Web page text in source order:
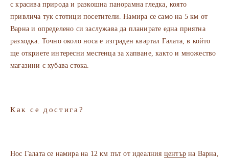
с красива природа и разкошна панорамна гледка, която
привлича тук стотици посетители. Намира се само на 5 км от
Варна и определено си заслужава да планирате една приятна
разходка. Точно около носа е изграден квартал Галата, в който
ще откриете интересни местенца за хапване, както и множество
магазини с хубава стока.
Как се достига?
Нос Галата се намира на 12 км път от идеалния центърна Варна,